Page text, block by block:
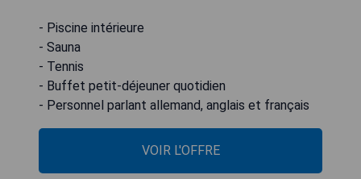
- Piscine intérieure
- Sauna
- Tennis
- Buffet petit-déjeuner quotidien
- Personnel parlant allemand, anglais et français
VOIR L'OFFRE